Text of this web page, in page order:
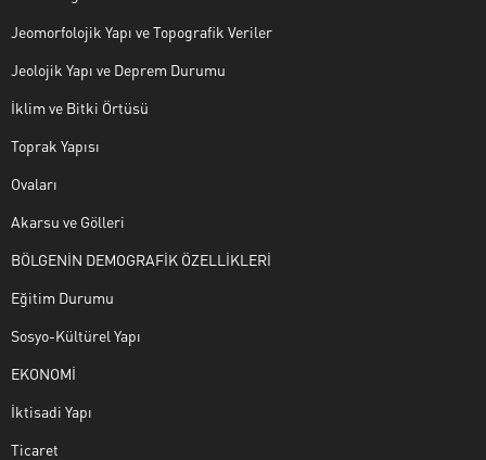
Jeomorfolojik Yapı ve Topografik Veriler
Jeolojik Yapı ve Deprem Durumu
İklim ve Bitki Örtüsü
Toprak Yapısı
Ovaları
Akarsu ve Gölleri
BÖLGENİN DEMOGRAFİK ÖZELLİKLERİ
Eğitim Durumu
Sosyo-Kültürel Yapı
EKONOMİ
İktisadi Yapı
Ticaret